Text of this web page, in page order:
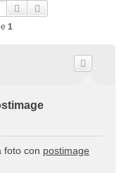
Buscar
1
foto con postimage